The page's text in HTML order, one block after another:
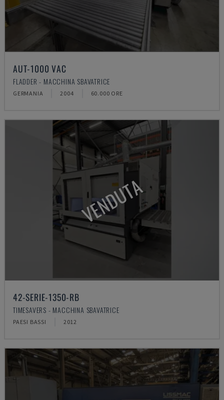
AUT-1000 VAC
FLADDER - MACCHINA SBAVATRICE
GERMANIA 2004 60.000 ORE
VENDUTA
42-SERIE-1350-RB
TIMESAVERS - MACCHINA SBAVATRICE
PAESI BASSI 2012